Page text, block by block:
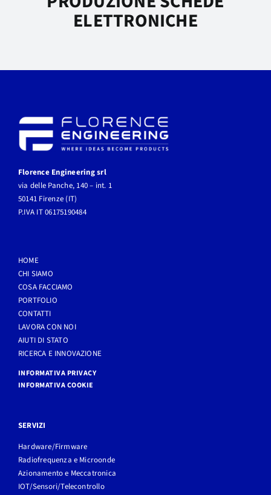
ELETTRONICHE
Florence Engineering srl
via delle Panche, 140 – int. 1
50141 Firenze (IT)
P.IVA IT 06175190484
HOME
CHI SIAMO
COSA FACCIAMO
PORTFOLIO
CONTATTI
LAVORA CON NOI
AIUTI DI STATO
RICERCA E INNOVAZIONE
INFORMATIVA PRIVACY
INFORMATIVA COOKIE
SERVIZI
Hardware/Firmware
Radiofrequenza e Microonde
Azionamento e Meccatronica
IOT/Sensori/Telecontrollo